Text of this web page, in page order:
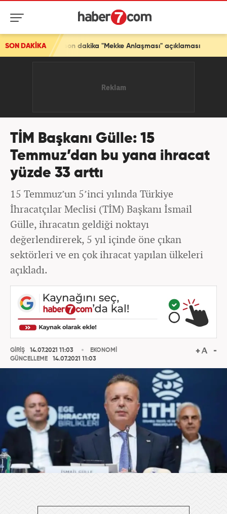
SON DAKİKA
son dakika "Mekke Anlaşması" açıklaması
TİM Başkanı Gülle: 15
Temmuz’dan bu yana ihracat
yüzde 33 arttı
15 Temmuz’un 5’inci yılında Türkiye
İhracatçılar Meclisi (TİM) Başkanı İsmail
Gülle, ihracatın geldiği noktayı
değerlendirerek, 5 yıl içinde öne çıkan
sektörleri ve en çok ihracat yapılan ülkeleri
açıkladı.
GİRİŞ
14.07.2021 11:03
GÜNCELLEME
14.07.2021 11:03
EKONOMİ